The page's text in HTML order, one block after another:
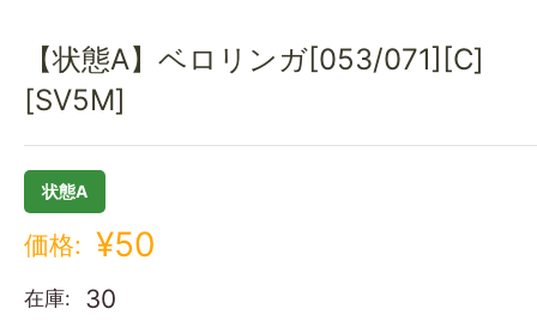
【状態A】ベロリンガ[053/071][C]
[SV5M]
状態A
価格: ¥50
在庫: 30